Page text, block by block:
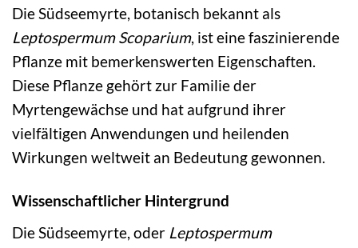
Die Südseemyrte, botanisch bekannt als
Leptospermum Scoparium, ist eine faszinierende
Pflanze mit bemerkenswerten Eigenschaften.
Diese Pflanze gehört zur Familie der
Myrtengewächse und hat aufgrund ihrer
vielfältigen Anwendungen und heilenden
Wirkungen weltweit an Bedeutung gewonnen.
Wissenschaftlicher Hintergrund
Die Südseemyrte, oder Leptospermum